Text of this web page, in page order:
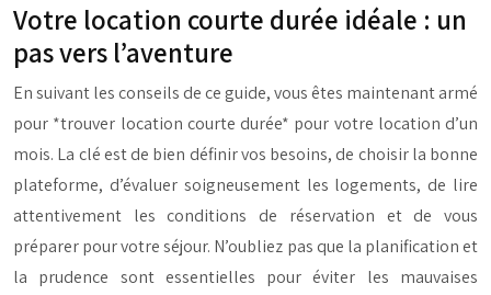
Votre location courte durée idéale : un
pas vers l’aventure
En suivant les conseils de ce guide, vous êtes maintenant armé
pour *trouver location courte durée* pour votre location d’un
mois. La clé est de bien définir vos besoins, de choisir la bonne
plateforme, d’évaluer soigneusement les logements, de lire
attentivement les conditions de réservation et de vous
préparer pour votre séjour. N’oubliez pas que la planification et
la prudence sont essentielles pour éviter les mauvaises